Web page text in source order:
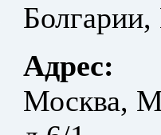
Болгарии,
Адрес:
Москва,